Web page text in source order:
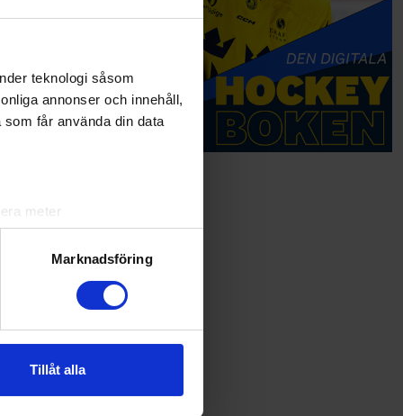
teknologi såsom
annonser och innehåll,
får använda din data
meter
. Du kan ändra
information från din enhet
kombinera informationen
Marknadsföring
Tillåt alla